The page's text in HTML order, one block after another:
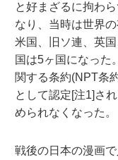
と好まざるに拘わ
なり、当時は世界
米国、旧ソ連、英
国は5ヶ国になった
関する条約(NPT条
として認定[注1]さ
められなくなった。
戦後の日本の漫画